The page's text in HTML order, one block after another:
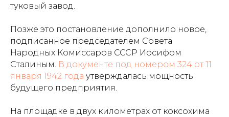
туковый завод.
Позже это постановление дополнило новое,
подписанное председателем Совета
Народных Комиссаров СССР Иосифом
Сталиным. В документе под номером 324 от 11
января 1942 года утверждалась мощность
будущего предприятия.
На площадке в двух километрах от коксохима